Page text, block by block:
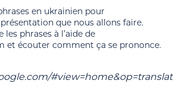
en ukrainien pour
que nous allons faire.
phrases à l’aide de
et écouter comment ça se prononce.